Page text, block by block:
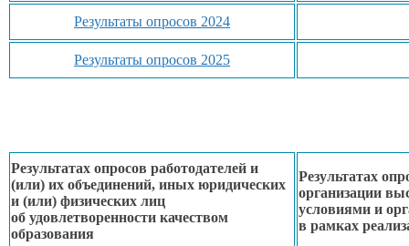
Результаты опросов 2024
Результаты опросов 2025
Результатах опросов работодателей и
(или) их объединений, иных юридических
и (или) физических лиц
об удовлетворенности качеством
образования
Результатах
организации
условиями и
в рамках